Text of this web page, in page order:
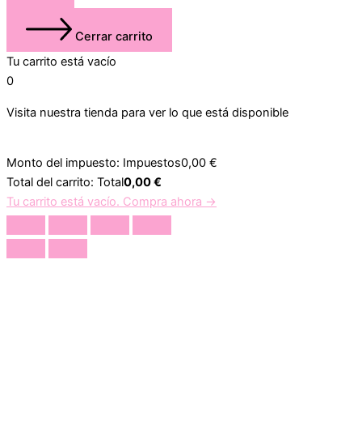
Cerrar carrito
Tu carrito está vacío
0
Visita nuestra tienda para ver lo que está disponible
Monto del impuesto: Impuestos0,00 €
Total del carrito: Total0,00€
Tu carrito está vacío. Compra ahora →